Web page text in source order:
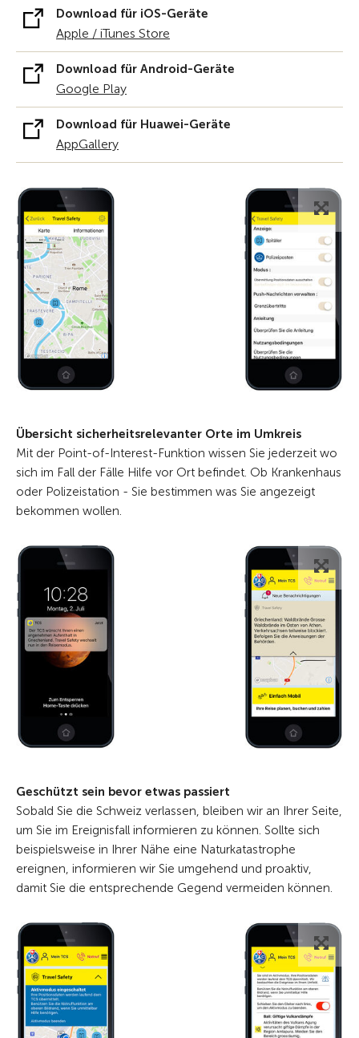
Download für iOS-Geräte
Apple / iTunes Store
Download für Android-Geräte
Google Play
Download für Huawei-Geräte
AppGallery
Übersicht sicherheitsrelevanter Orte im Umkreis
Mit der Point-of-Interest-Funktion wissen Sie jederzeit wo
sich im Fall der Fälle Hilfe vor Ort befindet. Ob Krankenhaus
oder Polizeistation - Sie bestimmen was Sie angezeigt
bekommen wollen.
Geschützt sein bevor etwas passiert
Sobald Sie die Schweiz verlassen, bleiben wir an Ihrer Seite,
um Sie im Ereignisfall informieren zu können. Sollte sich
beispielsweise in Ihrer Nähe eine Naturkatastrophe
ereignen, informieren wir Sie umgehend und proaktiv,
damit Sie die entsprechende Gegend vermeiden können.